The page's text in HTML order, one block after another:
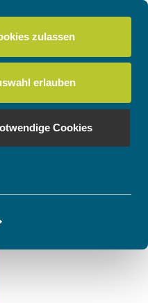
zulassen
erlauben
Cookies